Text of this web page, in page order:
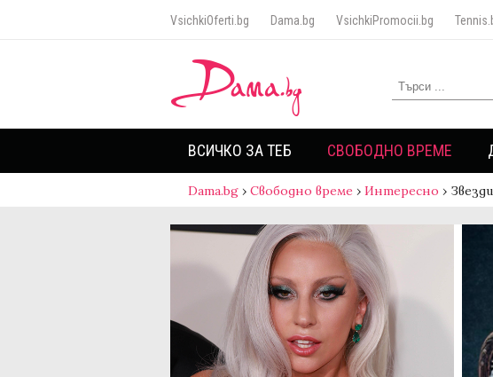
VsichkiOferti.bg Dama.bg VsichkiPromocii.bg
ВСИЧКО ЗА ТЕБ СВОБОДНО ВРЕМЕ
Dama.bg › Свободно време › Интересно ›